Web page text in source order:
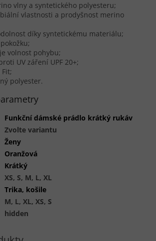
vlny a syntetického polyesteru;
vlastnosti a prodyšnost merino
díky syntetickému materiálu;
volnost pohybu;
UV záření UPF 20+;
polyester.
Funkční dámské prádlo krátký rukáv
Zvolte variantu
Ženy
Oranžová
Krátký
XS, S, M, L, XL
Trika, košile
M, L, XL, XS, S
hidden